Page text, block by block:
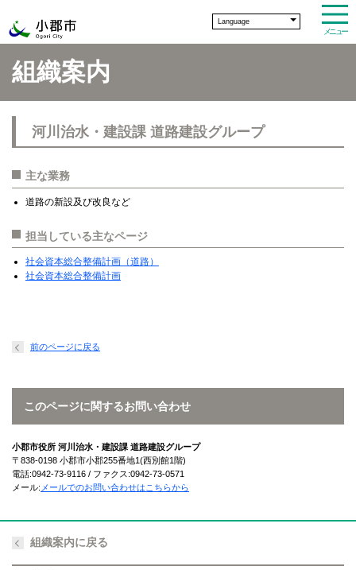
Language
メニュー
組織案内
河川治水・建設課 道路建設グループ
主な業務
道路の新設及び改良など
担当している主なページ
社会資本総合整備計画（道路）
社会資本総合整備計画
前のページに戻る
このページに関するお問い合わせ
小郡市役所 河川治水・建設課 道路建設グループ
〒838-0198 小郡市小郡255番地1(西別館1階)
電話:0942-73-9116 / ファクス:0942-73-0571
メール: メールでのお問い合わせはこちらから
組織案内に戻る